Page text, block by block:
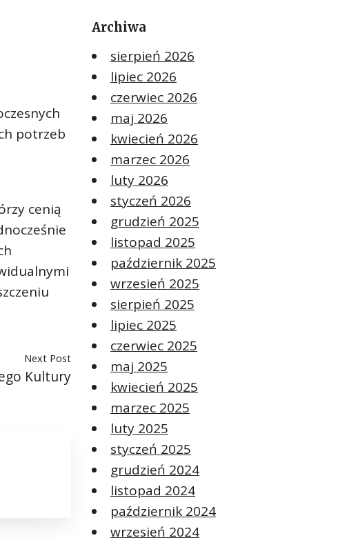
potrzeb
cenią
Next Post
Kultury
Archiwa
sierpień 2026
lipiec 2026
czerwiec 2026
maj 2026
kwiecień 2026
marzec 2026
luty 2026
styczeń 2026
grudzień 2025
listopad 2025
październik 2025
wrzesień 2025
sierpień 2025
lipiec 2025
czerwiec 2025
maj 2025
kwiecień 2025
marzec 2025
luty 2025
styczeń 2025
grudzień 2024
listopad 2024
październik 2024
wrzesień 2024